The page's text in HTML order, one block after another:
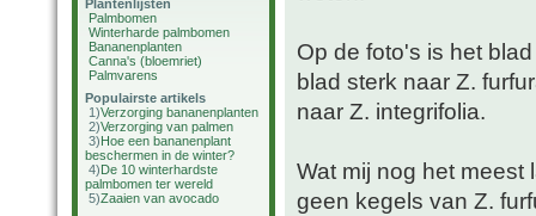
Plantenlijsten
Palmbomen
Winterharde palmbomen
Bananenplanten
Canna's (bloemriet)
Palmvarens
Populairste artikels
1)Verzorging bananenplanten
2)Verzorging van palmen
3)Hoe een bananenplant
beschermen in de winter?
4)De 10 winterhardste
palmbomen ter wereld
5)Zaaien van avocado
Op de foto's is het
blad sterk naar Z.
naar Z. integrifolia.
Wat mij nog het meest
geen kegels van Z.